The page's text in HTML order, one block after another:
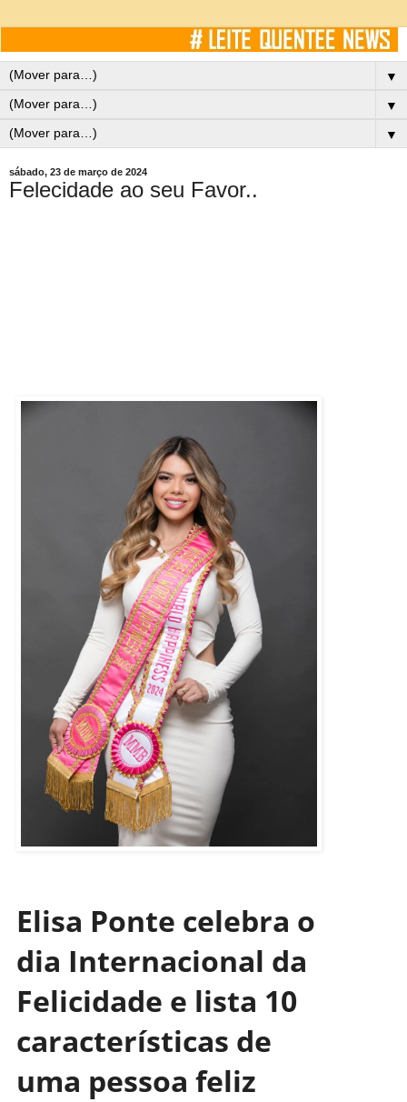
▼
▼
▼
sábado, 23 de março de 2024
Felecidade ao seu Favor..
Elisa Ponte celebra o
dia Internacional da
Felicidade e lista 10
características de
uma pessoa feliz